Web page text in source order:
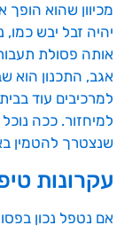
מכיוון שהוא
יהיה זבל יבש כמו,
אותה פסולת
אגב, התכנון הוא
למרכיבים עוד
למיחזור. ככה
שנצטרך להטמין
עקרונות
אם נטפל נכון